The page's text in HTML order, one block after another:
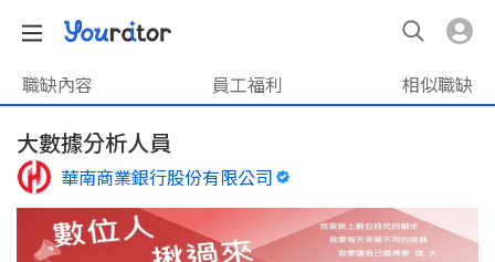
職缺內容 員工福利 相似職缺
大數據分析人員
華南商業銀行股份有限公司